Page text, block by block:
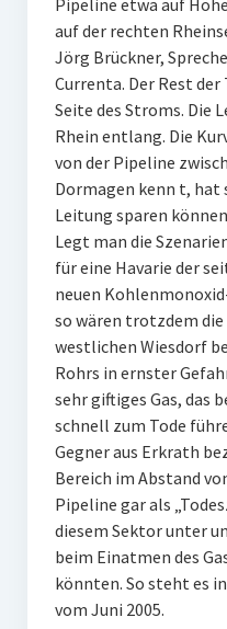
Pipeline etwa auf
auf der rechten
Jörg Brückner,
Currenta. Der Rest
Seite des Stroms. Die
Rhein entlang. Die
von der Pipeline
Dormagen kenn t, hat
Leitung sparen
Legt man die
für eine Havarie der
neuen
so wären trotzdem
westlichen Wiesdorf
Rohrs in ernster
sehr giftiges Gas, das
schnell zum Tode
Gegner aus Erkrath
Bereich im Abstand
Pipeline gar als
diesem Sektor unter
beim Einatmen des
könnten. So steht es
vom Juni 2005.